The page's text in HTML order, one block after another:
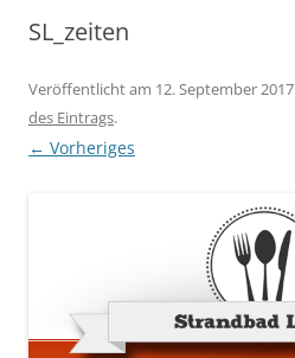
SL_zeiten
Veröffentlicht am 12. September 2017
des Eintrags.
← Vorheriges